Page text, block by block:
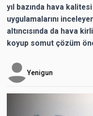
yıl bazında hava
uygulamalarını
altıncısında da hava
koyup somut çözüm
Yenigun